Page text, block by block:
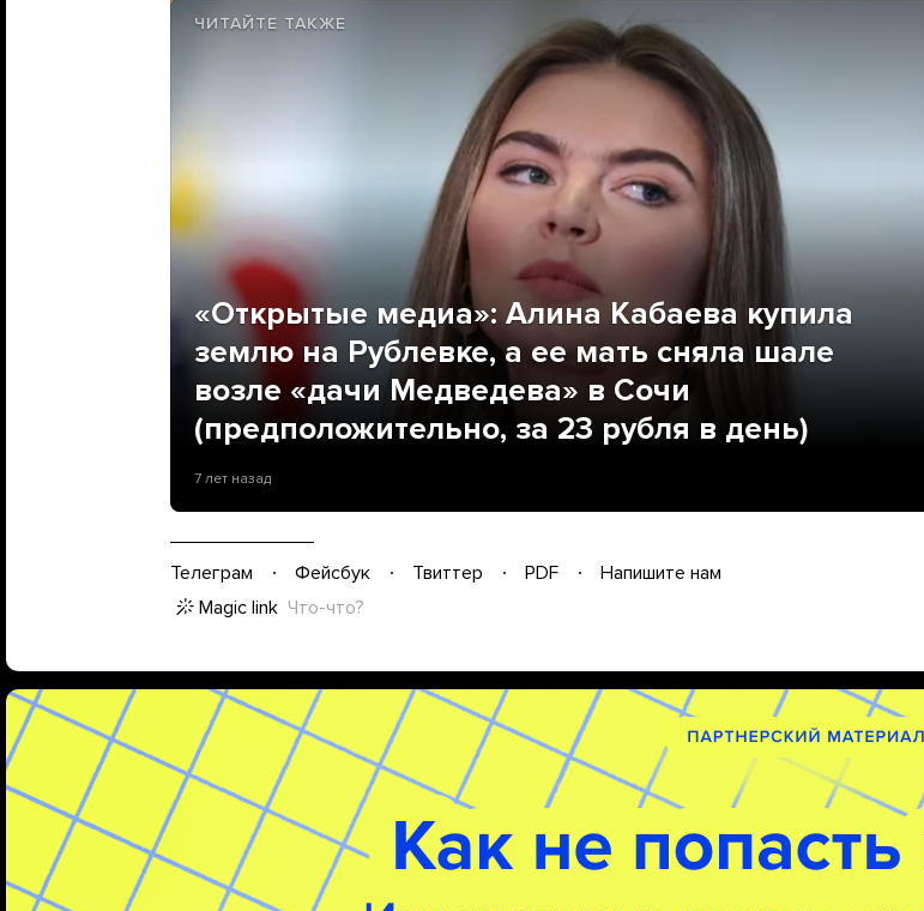
ЧИТАЙТЕ ТАКЖЕ
«Открытые медиа»: Алина Кабаева купила
землю на Рублевке, а ее мать сняла шале
возле «дачи Медведева» в Сочи
(предположительно, за 23 рубля в день)
7 лет назад
Телеграм Фейсбук Твиттер PDF
Напишите нам
Magic link Что-что?